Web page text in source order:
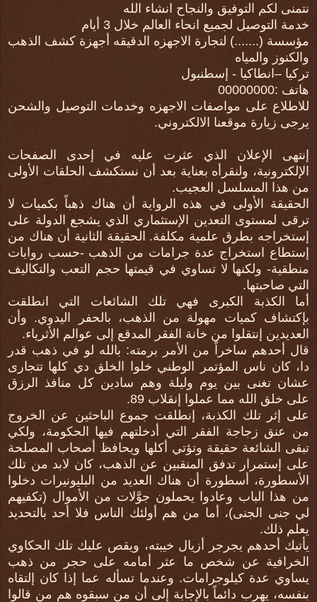
نتمنى لكم التوفيق والنجاح انشاء الله
خدمة التوصيل لجميع انحاء العالم خلال 3 أيام
مؤسسة (.......) لتجارة الاجهزه الدقيقه أجهزة كشف الذهب
والكنوز والمياه
تركيا –انطاكيا - إسطنبول
هاتف :00000000
للاطلاع على مواصفات الاجهزه وخدمات التوصيل والشحن
يرجى زيارة موقعنا الالكتروني.
إنتهى الإعلان الذي عثرت عليه في إحدى الصفحات
الإلكترونية، ولنقرأه بعناية بعد أن نستكشف الحلقات الأولى
من هذا المسلسل العجيب.
الحقيقة الأولى في هذه الرواية أن هناك ذهباً بكميات لا
ترقى لمستوى التعدين الإستثماري الذي يشجع الدولة على
إستخراجه بطرق علمية مكلفة. الحقيقة الثانية أن هناك من
إستطاع استخراج عدة جرامات من الذهب -حسب روايات
منطقية- ولكنها لا تساوي في قيمتها حجم التعب والتكاليف
التي صاحبتها.
أما الكذبة الكبرى فهي تلك الشائعات التي انطلقت
بإكتشاف كميات مهولة من الذهب، بالحفر اليدوي. وأن
العديدين إنتقلوا من خانة الفقر المدقع إلى عوالم الأثرياء.
قال أحدهم ساخراً من الأمر برمته: بالله لو في ذهب قدر
دا، كان ناس المؤتمر الوطني خلوا الخلق دي كلها تتجارى
عشان تغنى بين يوم وليلة وهم سادين كل منافذ الرزق
على خلق الله مما عملوا إنقلاب 89.
على إثر تلك الكذبة، إنطلقت جموع الباحثين عن الخروج
من عنق زجاجة الفقر التي أدخلتهم فيها الحكومة، ولكي
تبقى الشائعة حقيقة وتؤتي أكلها ويحافظ أصحاب المصلحة
على إستمرار تدفق المنقبين عن الذهب، كان لابد من تلك
الأسطورة، أسطورة أن هناك العديد من البليونيرات دخلوا
من هذا الباب وعادوا يحملون جوَّلات من الأموال (تكفيهم
لي جنى الجنى)، أما من هم أولئك الناس فلا أحد بالتحديد
يعلم ذلك.
يأتيك أحدهم يجرجر أزيال خيبته، ويقص عليك تلك الحكاوي
الخرافية عن شخص ما عثر أمامه على حجر من ذهب
يساوي عدة كيلوجرامات. وعندما تسأله عما إذا كان إلتقاه
بنفسه، يهرب دائماً بالإجابة إلى أن من سبقوه هم من قالوا